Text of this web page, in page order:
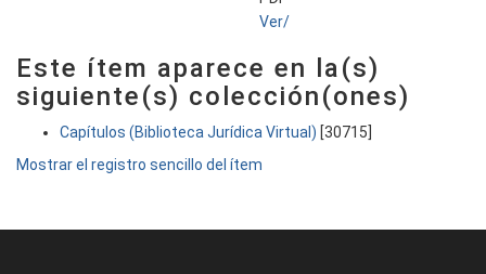
Ver/
Este ítem aparece en la(s)
siguiente(s) colección(ones)
Capítulos (Biblioteca Jurídica Virtual) [30715]
Mostrar el registro sencillo del ítem